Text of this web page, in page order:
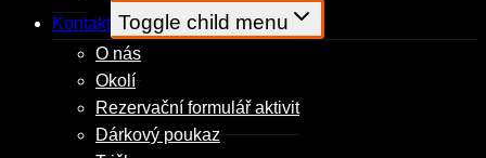
Kontakt Toggle child menu
O nás
Okolí
Rezervační formulář aktivit
Dárkový poukaz